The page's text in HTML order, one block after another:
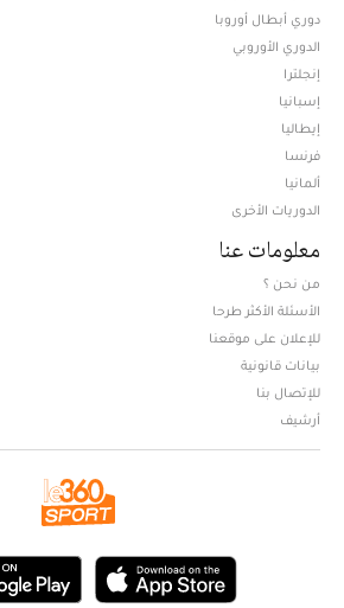
دوري أبطال أوروبا
الدوري الأوروبي
إنجلترا
إسبانيا
إيطاليا
فرنسا
ألمانيا
الدوريات الأخرى
معلومات عنا
من نحن ؟
الأسئلة الأكثر طرحا
للإعلان على موقعنا
بيانات قانونية
للإتصال بنا
أرشيف